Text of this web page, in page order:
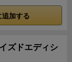
加する
ズドエディシ